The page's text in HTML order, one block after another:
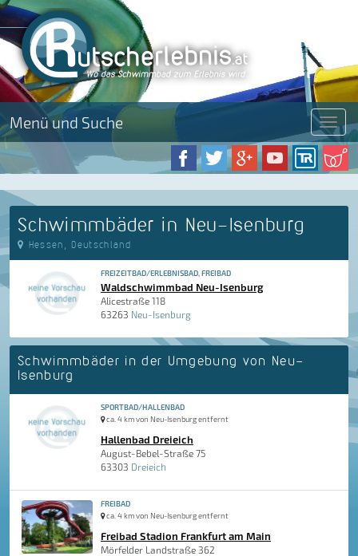
Menü und Suche Menü
Schwimmbäder in Neu-Isenburg
Hessen, Deutschland
FREIZEITBAD/ERLEBNISBAD, FREIBAD
Waldschwimmbad Neu-Isenburg
Alicestraße 118
63263 Neu-Isenburg
Schwimmbäder in der Umgebung von Neu-
Isenburg
SPORTBAD/HALLENBAD
ca. 4 km von Neu-Isenburg entfernt
Hallenbad Dreieich
August-Bebel-Straße 75
63303 Dreieich
FREIBAD
ca. 4 km von Neu-Isenburg entfernt
Freibad Stadion Frankfurt am Main
Mörfelder Landstraße 362